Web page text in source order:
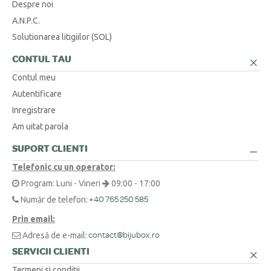
O metodă simplă este să înfășori o ață în jurul degetului sau la baza
gâtului, să marchezi punctul unde se suprapune, apoi să măsori
Am o cerere specială sau o altă întrebare. Cum vă contactez?
Suntem aici pentru tine! Ne poți contacta telefonic la 0371 230 499, prin
WhatsApp la +40 770 921 356 sau prin email lacontact@bijubox.ro.
Despre noi
A.N.P.C.
Solutionarea litigiilor (SOL)
CONTUL TAU
Contul meu
Autentificare
Inregistrare
Am uitat parola
SUPORT CLIENTI
Telefonic cu un operator:
Program: Luni - Vineri
09:00 - 17:00
Număr de telefon: +40 765 250 585
Prin email:
Adresă de e-mail: contact@bijubox.ro
SERVICII CLIENTI